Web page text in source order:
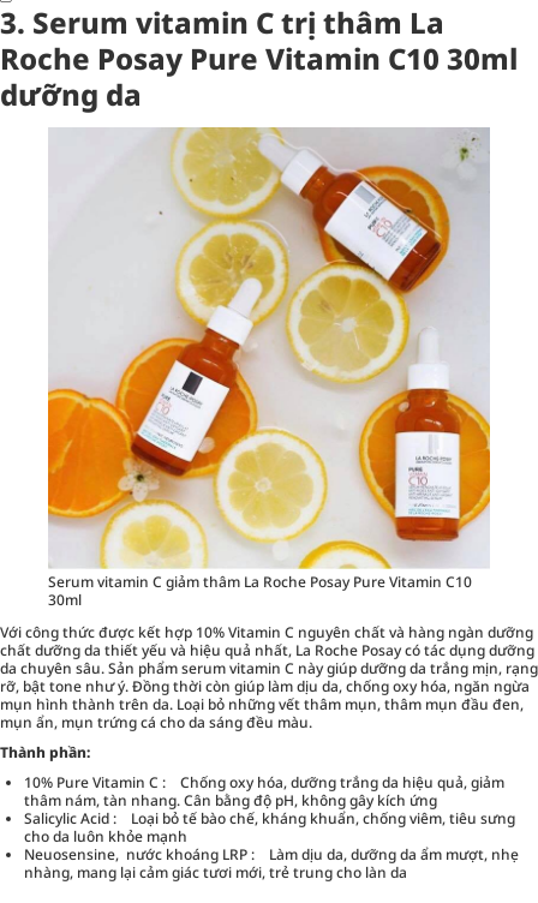
3. Serum vitamin C trị thâm La
Roche Posay Pure Vitamin C10 30ml
dưỡng da
Serum vitamin C giảm thâm La Roche Posay Pure Vitamin C10
30ml
Với công thức được kết hợp 10% Vitamin C nguyên chất và hàng ngàn dưỡng
chất dưỡng da thiết yếu và hiệu quả nhất, La Roche Posay có tác dụng dưỡng
da chuyên sâu. Sản phẩm serum vitamin C này giúp dưỡng da trắng mịn, rạng
rỡ, bật tone như ý. Đồng thời còn giúp làm dịu da, chống oxy hóa, ngăn ngừa
mụn hình thành trên da. Loại bỏ những vết thâm mụn, thâm mụn đầu đen,
mụn ẩn, mụn trứng cá cho da sáng đều màu.
Thành phần:
10% Pure Vitamin C : Chống oxy hóa, dưỡng trắng da hiệu quả, giảm
thâm nám, tàn nhang. Cân bằng độ pH, không gây kích ứng
Salicylic Acid : Loại bỏ tế bào chế, kháng khuẩn, chống viêm, tiêu sưng
cho da luôn khỏe mạnh
Neuosensine, nước khoáng LRP : Làm dịu da, dưỡng da ẩm mượt, nhẹ
nhàng, mang lại cảm giác tươi mới, trẻ trung cho làn da